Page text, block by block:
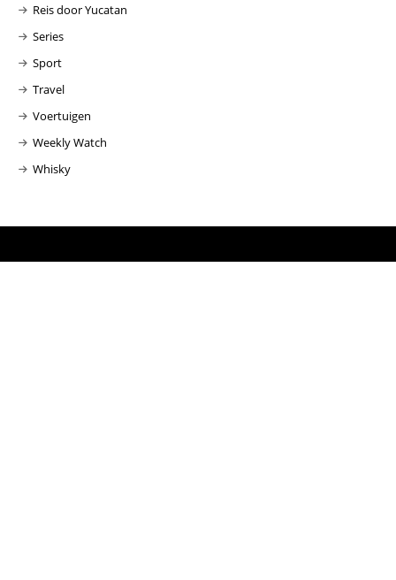
Reis door Yucatan
Series
Sport
Travel
Voertuigen
Weekly Watch
Whisky